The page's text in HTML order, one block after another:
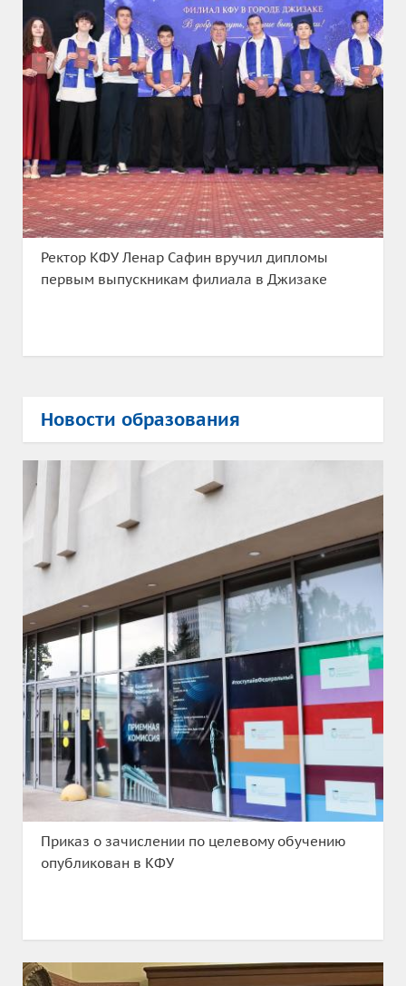
Ректор КФУ Ленар Сафин вручил дипломы
первым выпускникам филиала в Джизаке
Новости образования
Приказ о зачислении по целевому обучению
опубликован в КФУ